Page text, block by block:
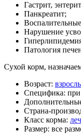
Гастрит,
Панкреатит;
Нарушение
Патология
Сухой корм,
Возраст:
Специфика:
Страна-
Класс корма:
Размер: все